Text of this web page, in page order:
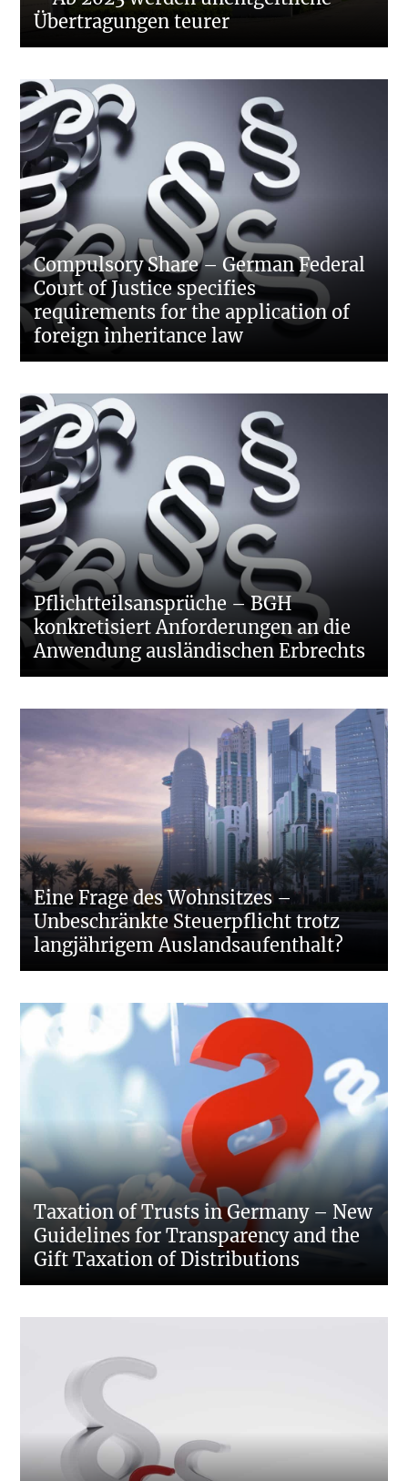
Übertragungen teurer
Compulsory Share – German Federal
Court of Justice specifies
requirements for the application of
foreign inheritance law
Pflichtteilsansprüche – BGH
konkretisiert Anforderungen an die
Anwendung ausländischen Erbrechts
Eine Frage des Wohnsitzes –
Unbeschränkte Steuerpflicht trotz
langjährigem Auslandsaufenthalt?
Taxation of Trusts in Germany – New
Guidelines for Transparency and the
Gift Taxation of Distributions